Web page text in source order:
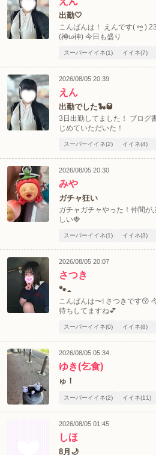
出勤‎🤍
こんばんは！ えんです( ⚯̫ )
(神ω神) 今日も盛り
スーパーイイネ(1) イイネ(7)
2026/08/05 20:39
えん
出勤でした🐍🥃
3日出勤してました！ ブログ
じめていただいた！
スーパーイイネ(2) イイネ(4)
2026/08/05 20:30
みや
ガチャ狂い
ガチャガチャやった！仲間
しい🍓
スーパーイイネ(1) イイネ(3)
2026/08/05 20:07
さつき
🐾☁️
こんばんは〜❕ さつきです😚
待ちしてますね💕︎
スーパーイイネ(0) イイネ(8)
2026/08/05 05:34
ゆき(乞食)
ゅ！
スーパーイイネ(2) イイネ(11)
2026/08/05 01:45
しほ
8月🌙